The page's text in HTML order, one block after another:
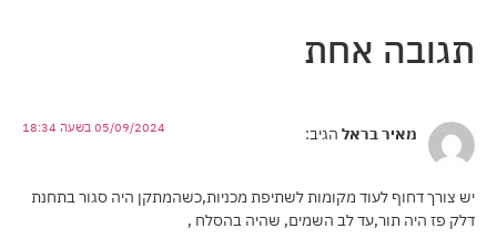
תגובה אחת
מאיר בראל הגיב: 05/09/2024 בשעה 18:34
יש צורך דחוף לעוד מקומות לשתיפת מכניות,כשהמתקן היה סגור בתחנת
דלק פז היה תור,עד לב השמים, שהיה בהסלח ,